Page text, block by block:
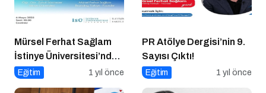
Mürsel Ferhat Sağlam
İstinye Üniversitesi’nde
Dijital Medya
Eğitim 1 yıl önce
PR Atölye Dergisi’nin 9.
Sayısı Çıktı!
Eğitim 1 yıl önce